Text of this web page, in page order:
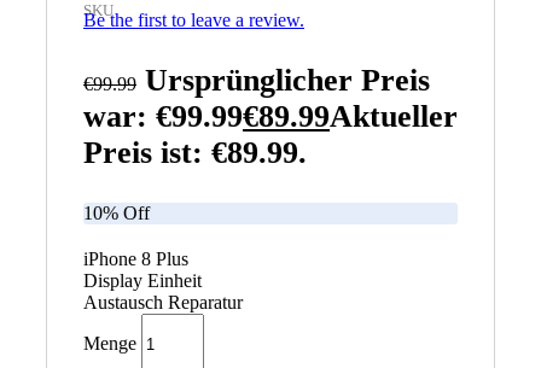
SKU
Be the first to leave a review.
€99.99 Ursprünglicher Preis
war: €99.99€89.99Aktueller
Preis ist: €89.99.
10% Off
iPhone 8 Plus
Display Einheit
Austausch Reparatur
Menge